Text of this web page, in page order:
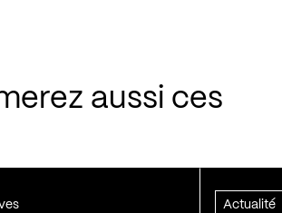
aussi ces
Actualité